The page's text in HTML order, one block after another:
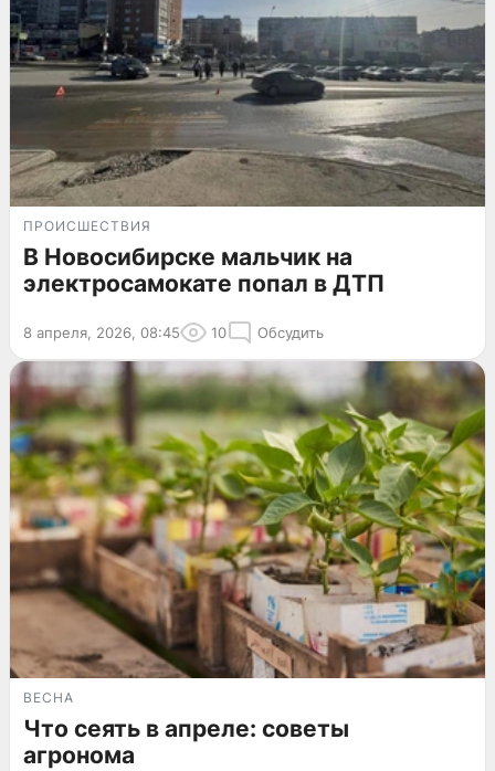
ПРОИСШЕСТВИЯ
В Новосибирске мальчик на
электросамокате попал в ДТП
8 апреля, 2026, 08:45 10 Обсудить
ВЕСНА
Что сеять в апреле: советы
агронома